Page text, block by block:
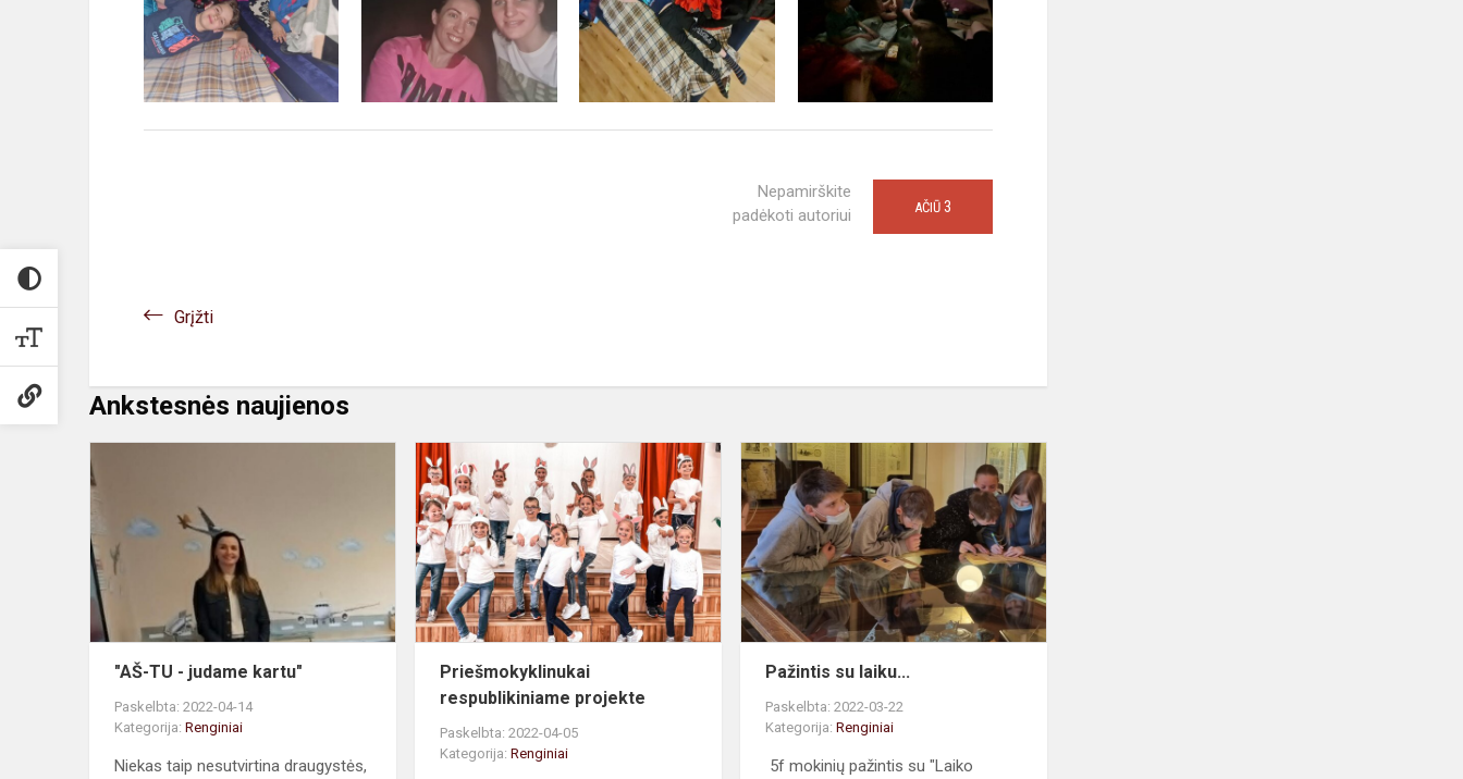
Nepamirškite
padėkoti autoriui
AČIŪ 3
Grįžti
Ankstesnės naujienos
"AŠ-
judame
kartu"
"AŠ-TU - judame kartu"
Paskelbta: 2022-04-14
Kategorija: Renginiai
Niekas taip nesutvirtina draugystės,
Priešmokyklinukai
respublikiniame
projekte
Priešmokyklinukai
respublikiniame projekte
Paskelbta: 2022-04-05
Kategorija:Renginiai
Pažintis
laiku...
Pažintis su laiku...
Paskelbta: 2022-03-22
Kategorija:Renginiai
5f mokinių pažintis su "Laiko